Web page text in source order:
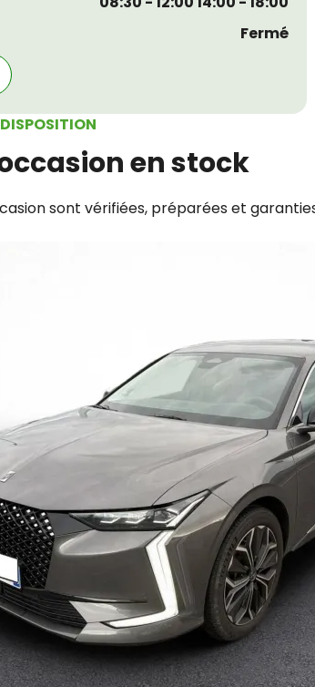
Fermé
en stock
sont vérifiées, préparées et